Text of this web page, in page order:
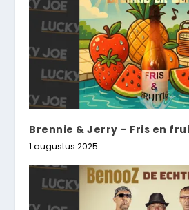
Brennie & Jerry – Fris en
1 augustus 2025